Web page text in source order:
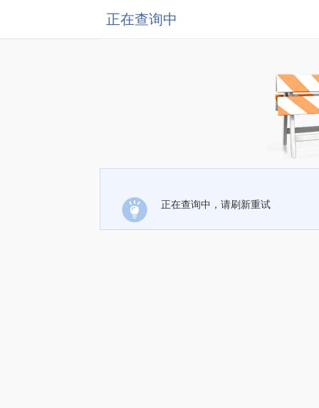
正在查询中
正在查询中，请刷新重试